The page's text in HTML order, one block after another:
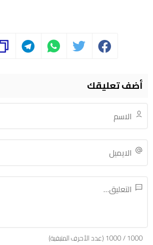
أضف تعليقك
1000
/
1000(عدد الأحرف المتبقية)